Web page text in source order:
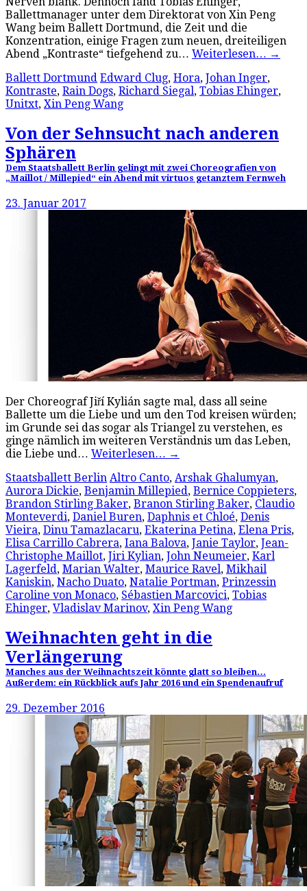
Ballettmanager unter dem Direktorat von Xin Peng
Wang beim Ballett Dortmund, die Zeit und die
Konzentration, einige Fragen zum neuen, dreiteiligen
Abend „Kontraste“ tiefgehend zu… Weiterlesen… →
Ballett Dortmund Edward Clug, Hora, Johan Inger,
Kontraste, Rain Dogs, Richard Siegal, Tobias Ehinger,
Unitxt, Xin Peng Wang
Von der Sehnsucht nach anderen
Sphären
Dem Staatsballett Berlin gelingt mit zwei Choreografien von
„Maillot / Millepied“ ein Abend mit virtuos getanztem Fernweh
23. Januar 2017
Der Choreograf Jiří Kylián sagte mal, dass all seine
Ballette um die Liebe und um den Tod kreisen würden;
im Grunde sei das sogar als Triangel zu verstehen, es
ginge nämlich im weiteren Verständnis um das Leben,
die Liebe und… Weiterlesen… →
Staatsballett Berlin Altro Canto, Arshak Ghalumyan,
Aurora Dickie, Benjamin Millepied, Bernice Coppieters,
Brandon Stirling Baker, Branon Stirling Baker, Claudio
Monteverdi, Daniel Buren, Daphnis et Chloé, Denis
Vieira, Dinu Tamazlacaru, Ekaterina Petina, Elena Pris,
Elisa Carrillo Cabrera, Iana Balova, Janie Taylor, Jean-
Christophe Maillot, Jiri Kylian, John Neumeier, Karl
Lagerfeld, Marian Walter, Maurice Ravel, Mikhail
Kaniskin, Nacho Duato, Natalie Portman, Prinzessin
Caroline von Monaco, Sébastien Marcovici, Tobias
Ehinger, Vladislav Marinov, Xin Peng Wang
Weihnachten geht in die
Verlängerung
Manches aus der Weihnachtszeit könnte glatt so bleiben…
Außerdem: ein Rückblick aufs Jahr 2016 und ein Spendenaufruf
29. Dezember 2016